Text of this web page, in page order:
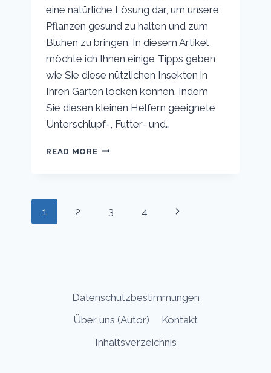
eine natürliche Lösung dar, um unsere
Pflanzen gesund zu halten und zum
Blühen zu bringen. In diesem Artikel
möchte ich Ihnen einige Tipps geben,
wie Sie diese nützlichen Insekten in
Ihren Garten locken können. Indem
Sie diesen kleinen Helfern geeignete
Unterschlupf-, Futter- und…
READ MOREWIE
GARTEN
Page
1 2 3 4
Next
Datenschutzbestimmungen
Über uns (Autor)
Kontakt
Inhaltsverzeichnis